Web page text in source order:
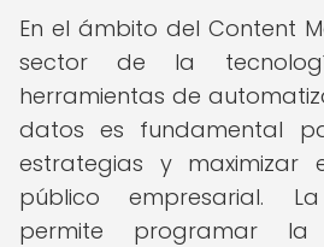
En el ámbito del Content
sector de la
herramientas de
datos es fundamental
estrategias y
público empresarial.
permite programar la